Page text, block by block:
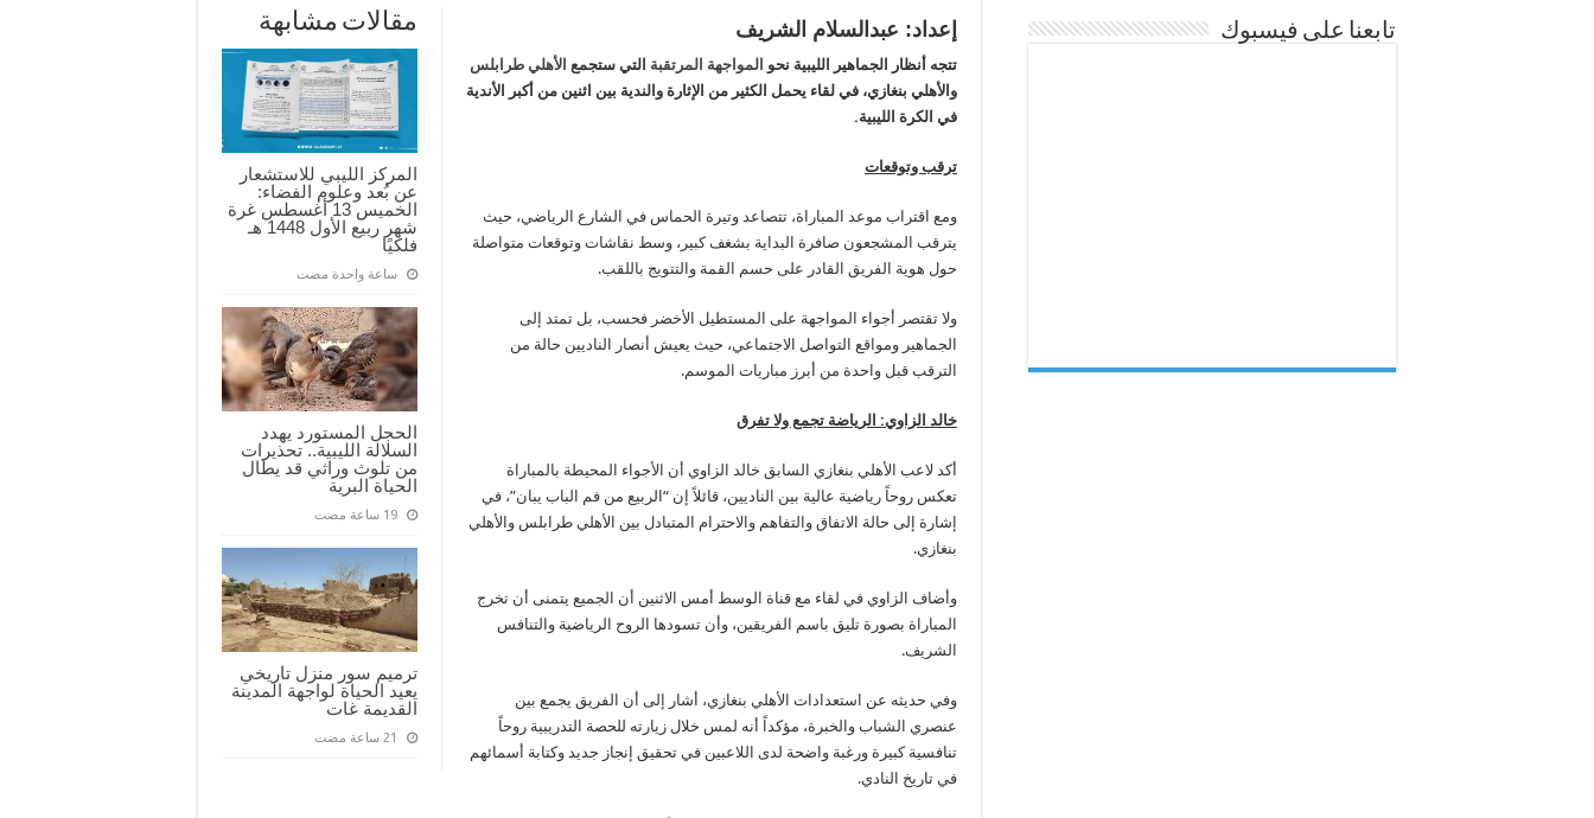
بين
الأهليين
مغلقة
مقالات مشابهة
المركز الليبي للاستشعار
عن بُعد وعلوم الفضاء:
الخميس 13 أغسطس غرة
شهر ربيع الأول 1448 هـ
فلكيًا
‏ساعة واحدة مضت
الحجل المستورد يهدد
السلالة الليبية.. تحذيرات
من تلوث وراثي قد يطال
الحياة البرية
ترميم سور منزل تاريخي
يعيد الحياة لواجهة المدينة
القديمة غات
إعداد: عبدالسلام الشريف
تتجه أنظار الجماهير الليبية نحو المواجهة المرتقبة التي ستجمع الأهلي طرابلس
والأهلي بنغازي، في لقاء يحمل الكثير من الإثارة والندية بين اثنين من أكبر الأندية
في الكرة الليبية.
ترقب وتوقعات
ومع اقتراب موعد المباراة، تتصاعد وتيرة الحماس في الشارع الرياضي، حيث
يترقب المشجعون صافرة البداية بشغف كبير، وسط نقاشات وتوقعات متواصلة
حول هوية الفريق القادر على حسم القمة والتتويج باللقب.
ولا تقتصر أجواء المواجهة على المستطيل الأخضر فحسب، بل تمتد إلى
الجماهير ومواقع التواصل الاجتماعي، حيث يعيش أنصار الناديين حالة من
الترقب قبل واحدة من أبرز مباريات الموسم.
خالد الزاوي: الرياضة تجمع ولا تفرق
أكد لاعب الأهلي بنغازي السابق خالد الزاوي أن الأجواء المحيطة بالمباراة
تعكس روحاً رياضية عالية بين الناديين، قائلاً إن “الربيع من فم الباب يبان”، في
إشارة إلى حالة الاتفاق والتفاهم والاحترام المتبادل بين الأهلي طرابلس والأهلي
بنغازي.
وأضاف الزاوي في لقاء مع قناة الوسط أمس الاثنين أن الجميع يتمنى أن تخرج
المباراة بصورة تليق باسم الفريقين، وأن تسودها الروح الرياضية والتنافس
الشريف.
وفي حديثه عن استعدادات الأهلي بنغازي، أشار إلى أن الفريق يجمع بين
عنصري الشباب والخبرة، مؤكداً أنه لمس خلال زيارته للحصة التدريبية روحاً
تنافسية كبيرة ورغبة واضحة لدى اللاعبين في تحقيق إنجاز جديد وكتابة أسمائهم
في تاريخ النادي.
تابعنا على فيسبوك